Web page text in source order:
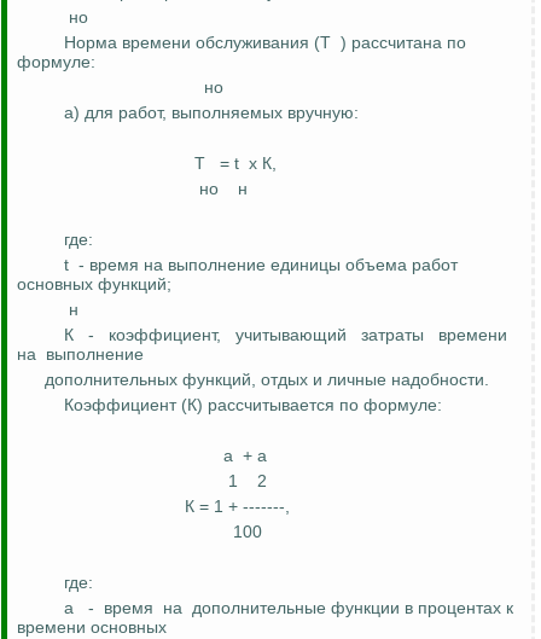
но
Норма времени обслуживания (Т ) рассчитана по
формуле:
но
а) для работ, выполняемых вручную:
Т = t х К,
но
н
где:
t - время на выполнение единицы объема работ
основных функций;
н
К
- коэффициент, учитывающий затраты
времени
на выполнение
дополнительных функций, отдых и личные надобности.
Коэффициент (К) рассчитывается по формуле:
а + а
1
2
К = 1 + -------,
100
где:
а
- время на дополнительные функции в процентах к
времени основных